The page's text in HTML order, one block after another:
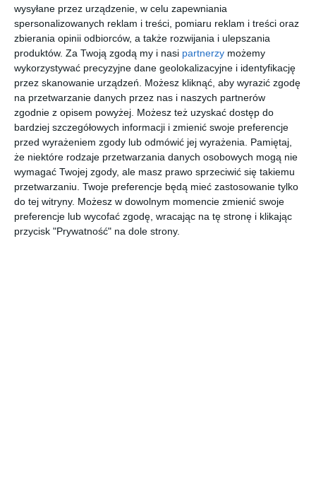
wysyłane przez urządzenie, w celu zapewniania
spersonalizowanych reklam i treści, pomiaru reklam i treści oraz
zbierania opinii odbiorców, a także rozwijania i ulepszania
produktów. Za Twoją zgodą my i nasi partnerzy możemy
wykorzystywać precyzyjne dane geolokalizacyjne i identyfikację
przez skanowanie urządzeń. Możesz kliknąć, aby wyrazić zgodę
na przetwarzanie danych przez nas i naszych partnerów
zgodnie z opisem powyżej. Możesz też uzyskać dostęp do
bardziej szczegółowych informacji i zmienić swoje preferencje
przed wyrażeniem zgody lub odmówić jej wyrażenia.
Pamiętaj,
że niektóre rodzaje przetwarzania danych osobowych mogą nie
wymagać Twojej zgody, ale masz prawo sprzeciwić się takiemu
przetwarzaniu. Twoje preferencje będą mieć zastosowanie tylko
do tej witryny. Możesz w dowolnym momencie zmienić swoje
preferencje lub wycofać zgodę, wracając na tę stronę i klikając
przycisk "Prywatność" na dole strony.
została zaakceptowana.
Wstąp do księgarni
[ audiobook ]
Porwanie
w
Tiutiurlist
anie,
Książka
audio,
Wojciech
Żukrowski
[ książka ]
Koszmarn
e istoty,
które
spotykasz
każdego
dnia
Marco Kubiś
[ e-book ]
Królewski
skarb. Kto
odnajdzie
klejnoty
koronacyj
Jacek Dubois
[ komiks ]
Wielki
baśniowy
crossover
Bill Willingham